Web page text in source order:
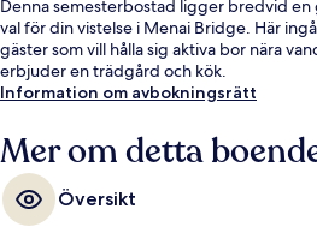
Denna semesterbostad ligger bredvid
val för din vistelse i Menai Bridge. Här
gäster som vill hålla sig aktiva bor nära
erbjuder en trädgård och kök.
Information om avbokningsrätt
Mer om detta
Översikt